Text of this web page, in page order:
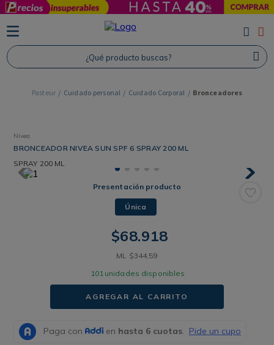
¿Qué producto buscas?
Cuidado personal Cuidado Corporal Bronceadores
Nivea
BRONCEADOR NIVEA SUN SPF 6 SPRAY 200 ML
SPRAY 200 ML
Presentación producto
Única
$68.918
ML $344 59
101 unidades disponibles
AGREGAR AL CARRITO
TÉRMINOS MÁS BUSCADOS
1. Protector Solar
2. Proteina
Shampoo